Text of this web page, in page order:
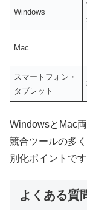
Windows
Mac
スマートフォン・
タブレット
WindowsとMac
競合ツールの多
別化ポイントです
よくある質